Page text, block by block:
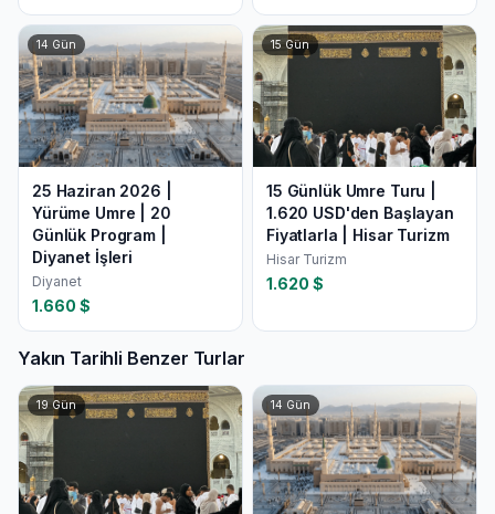
14 Gün
25 Haziran 2026 |
Yürüme Umre | 20
Günlük Program |
Diyanet İşleri
Diyanet
1.660 $
15Gün
15 Günlük Umre Turu |
1.620 USD'den Başlayan
Fiyatlarla | Hisar Turizm
Hisar Turizm
1.620 $
Yakın Tarihli Benzer Turlar
19Gün 14 Gün